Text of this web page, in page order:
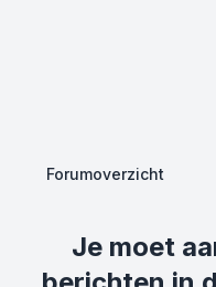
Forumoverzicht
Je moet